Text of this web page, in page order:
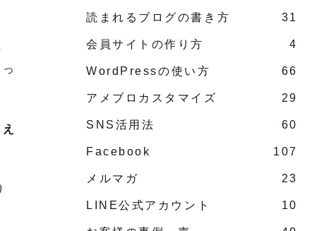
読まれるブログの書き方 31
会員サイトの作り方 4
WordPressの使い方 66
アメブロカスタマイズ 29
SNS活用法 60
Facebook 107
メルマガ 23
LINE公式アカウント 10